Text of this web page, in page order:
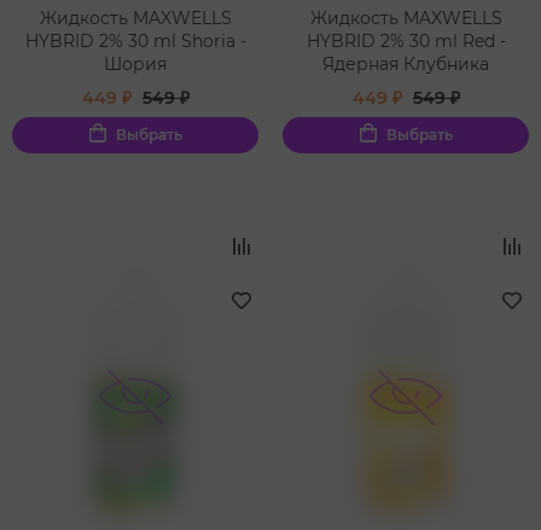
Жидкость MAXWELLS
HYBRID 2% 30 ml Shoria -
Шория
449 ₽ 549 ₽
Выбрать
Жидкость MAXWELLS
HYBRID 2% 30 ml Red -
Ядерная Клубника
449 ₽ 549 ₽
Выбрать